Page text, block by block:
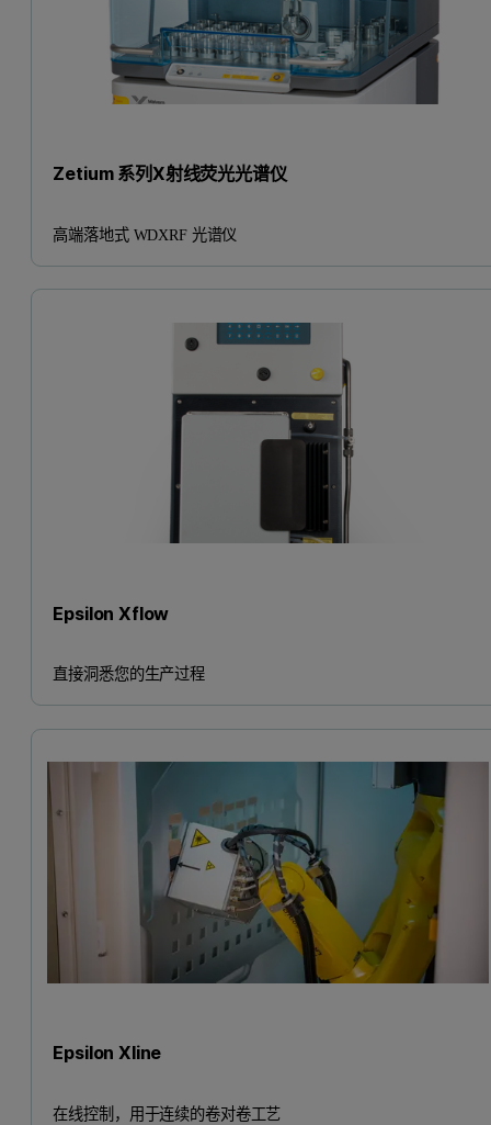
Zetium 系列X射线荧光光谱仪
高端落地式 WDXRF 光谱仪
Epsilon Xflow
直接洞悉您的生产过程
Epsilon Xline
在线控制，用于连续的卷对卷工艺